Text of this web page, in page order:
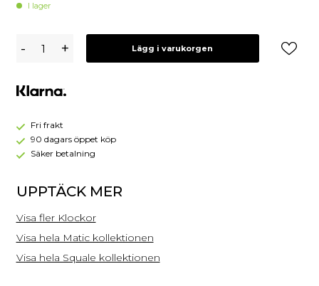
I lager
Matic
Blue
Leather
- + Lägg i varukorgen
Fri frakt
90 dagars öppet köp
Säker betalning
UPPTÄCK MER
Visa fler Klockor
Visa hela Matic kollektionen
Visa hela Squale kollektionen